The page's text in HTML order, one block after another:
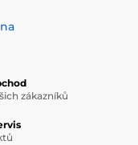
zákazníků